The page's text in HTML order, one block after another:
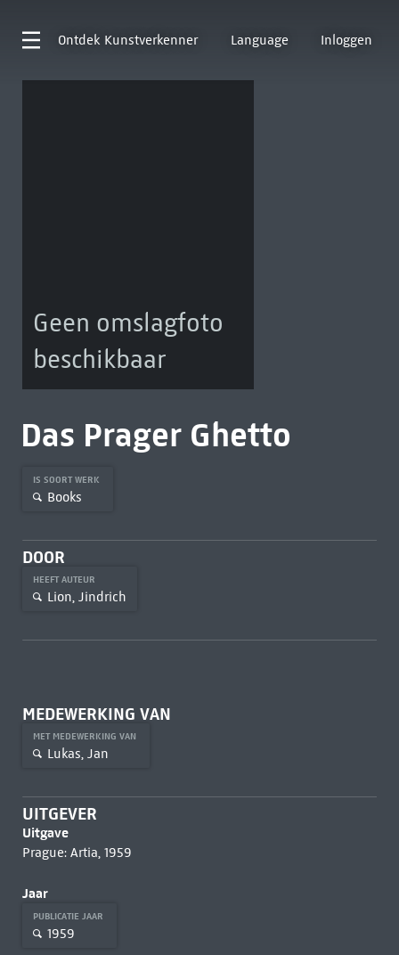
Ontdek Kunstverkenner Language Inloggen
Geen omslagfoto
beschikbaar
Das Prager Ghetto
IS SOORT WERK
Books
DOOR
HEEFT AUTEUR
Lion, Jindrich
MEDEWERKING VAN
MET MEDEWERKING VAN
Lukas, Jan
UITGEVER
Uitgave
Prague: Artia, 1959
Jaar
PUBLICATIE JAAR
1959